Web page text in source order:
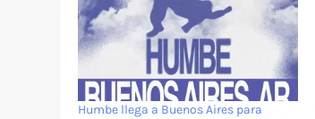
Humbe llega a Buenos Aires para